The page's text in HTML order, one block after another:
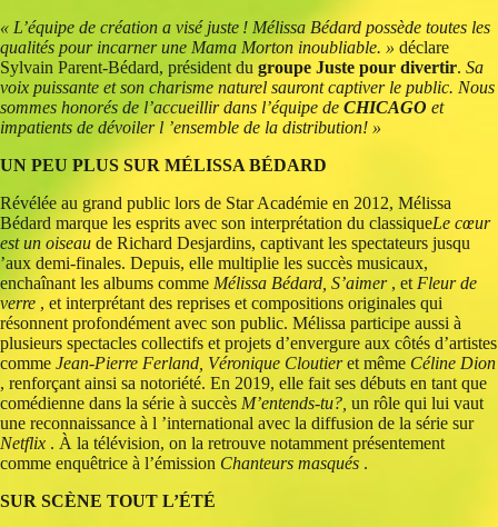
« L’équipe de création a visé juste ! Mélissa Bédard possède toutes les
qualités pour incarner une Mama Morton inoubliable. » déclare
Sylvain Parent-Bédard, président du groupe Juste pour divertir. Sa
voix puissante et son charisme naturel sauront captiver le public. Nous
sommes honorés de l’accueillir dans l’équipe de CHICAGO et
impatients de dévoiler l ’ensemble de la distribution! »
UN PEU PLUS SUR MÉLISSA BÉDARD
Révélée au grand public lors de Star Académie en 2012, Mélissa
Bédard marque les esprits avec son interprétation du classiqueLe cœur
est un oiseau de Richard Desjardins, captivant les spectateurs jusqu
’aux demi-finales. Depuis, elle multiplie les succès musicaux,
enchaînant les albums comme Mélissa Bédard, S’aimer, et Fleur de
verre , et interprétant des reprises et compositions originales qui
résonnent profondément avec son public. Mélissa participe aussi à
plusieurs spectacles collectifs et projets d’envergure aux côtés d’artistes
comme Jean-Pierre Ferland, Véronique Cloutieret même Céline Dion
, renforçant ainsi sa notoriété. En 2019, elle fait ses débuts en tant que
comédienne dans la série à succès M’entends-tu?, un rôle qui lui vaut
une reconnaissance à l ’international avec la diffusion de la série sur
Netflix . À la télévision, on la retrouve notamment présentement
comme enquêtrice à l’émission Chanteurs masqués .
SUR SCÈNE TOUT L’ÉTÉ